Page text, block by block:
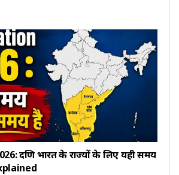
दक्षिण भारत के राज्यों के लिए यही समय